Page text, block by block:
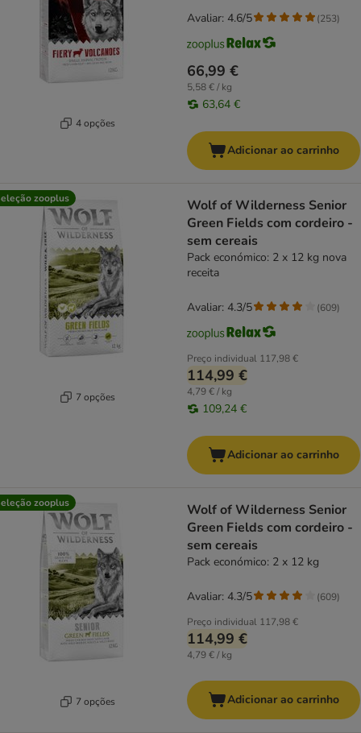
4 opções
66,99 €
5,58 € / kg
63,64 €
Avaliar: 4.6/5 (253)
Adicionar ao carrinho
zooplus
7 opções
Wolf of Wilderness Senior
Green Fields com cordeiro -
sem cereais
Pack económico: 2 x 12 kg nova
receita
Preço individual 117,98 €
114,99 €
4,79 € / kg
109,24 €
Avaliar: 4.3/5 (609)
Adicionar ao carrinho
zooplus
7 opções
Wolf of Wilderness Senior
Green Fields com cordeiro -
sem cereais
Pack económico: 2 x 12 kg
Preço individual 117,98 €
114,99 €
4,79 € / kg
Avaliar: 4.3/5 (609)
Adicionar ao carrinho